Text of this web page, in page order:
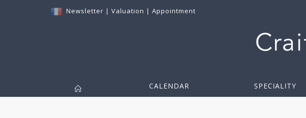
Newsletter | Valuation | Appointment
CALENDAR SPECIALITY